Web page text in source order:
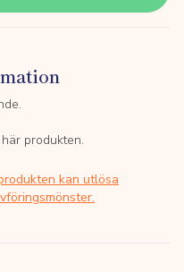
produkten.
kan utlösa